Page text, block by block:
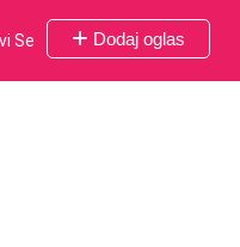
Se Dodaj oglas